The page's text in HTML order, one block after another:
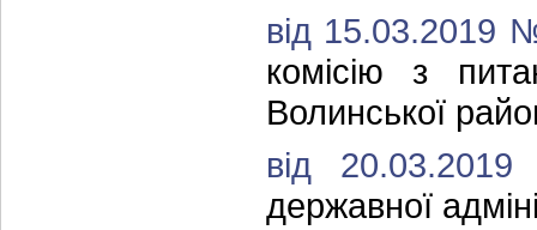
від 15.03.2019
комісію з
Волинської
від
державної